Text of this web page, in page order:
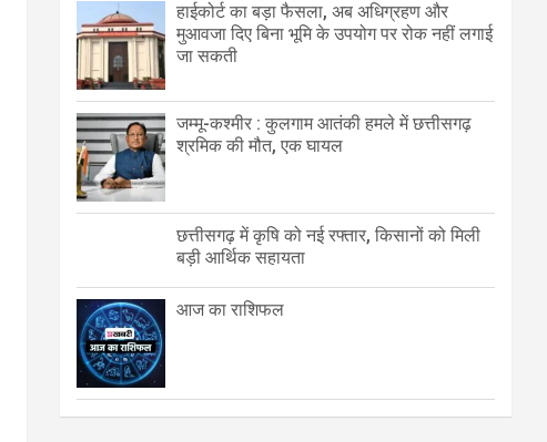
हाईकोर्ट का बड़ा फैसला, अब अधिग्रहण और
मुआवजा दिए बिना भूमि के उपयोग पर रोक नहीं लगाई
जा सकती
जम्मू-कश्मीर : कुलगाम आतंकी हमले में छत्तीसगढ़
श्रमिक की मौत, एक घायल
छत्तीसगढ़ में कृषि को नई रफ्तार, किसानों को मिली
बड़ी आर्थिक सहायता
आज का राशिफल